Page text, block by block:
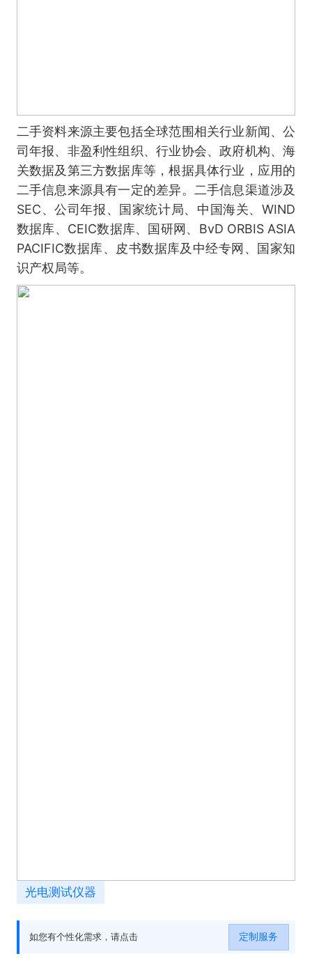
二手资料来源主要包括全球范围相关行业新闻、公
司年报、非盈利性组织、行业协会、政府机构、海
关数据及第三方数据库等，根据具体行业，应用的
二手信息来源具有一定的差异。二手信息渠道涉及
SEC、公司年报、国家统计局、中国海关、WIND
数据库、CEIC数据库、国研网、BvD ORBIS ASIA
PACIFIC数据库、皮书数据库及中经专网、国家知
识产权局等。
光电测试仪器
如您有个性化需求，请点击 定制服务